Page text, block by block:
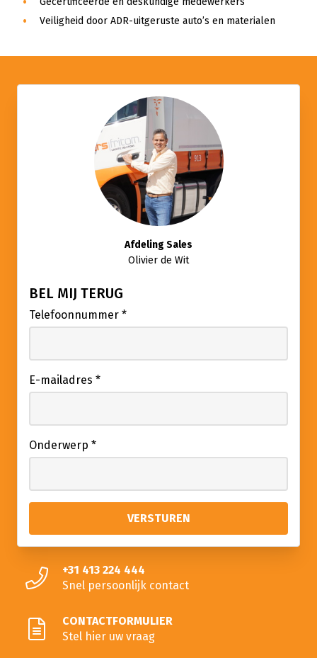
Veiligheid door ADR-uitgeruste auto’s en materialen
Afdeling Sales
Olivier de Wit
BEL MIJ TERUG
Telefoonnummer *
E-mailadres *
Onderwerp *
+31 413 224 444
Snel persoonlijk contact
CONTACTFORMULIER
Stel hier uw vraag